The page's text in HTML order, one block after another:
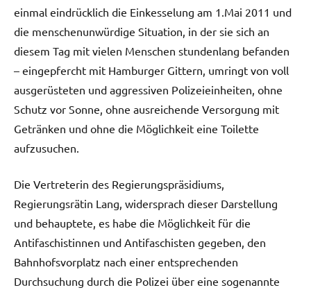
einmal eindrücklich die Einkesselung am 1.Mai 2011 und
die menschenunwürdige Situation, in der sie sich an
diesem Tag mit vielen Menschen stundenlang befanden
– eingepfercht mit Hamburger Gittern, umringt von voll
ausgerüsteten und aggressiven Polizeieinheiten, ohne
Schutz vor Sonne, ohne ausreichende Versorgung mit
Getränken und ohne die Möglichkeit eine Toilette
aufzusuchen.
Die Vertreterin des Regierungspräsidiums,
Regierungsrätin Lang, widersprach dieser Darstellung
und behauptete, es habe die Möglichkeit für die
Antifaschistinnen und Antifaschisten gegeben, den
Bahnhofsvorplatz nach einer entsprechenden
Durchsuchung durch die Polizei über eine sogenannte